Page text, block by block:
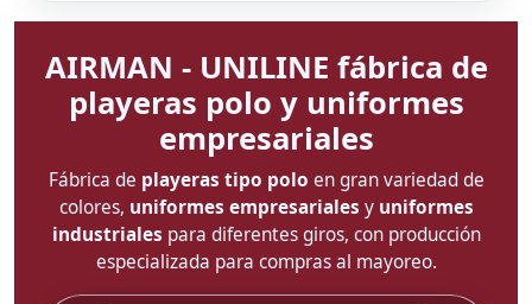
AIRMAN - UNILINE fábrica de
playeras polo y uniformes
empresariales
Fábrica de playeras tipo polo en gran variedad de
colores, uniformes empresariales y uniformes
industriales para diferentes giros, con producción
especializada para compras al mayoreo.